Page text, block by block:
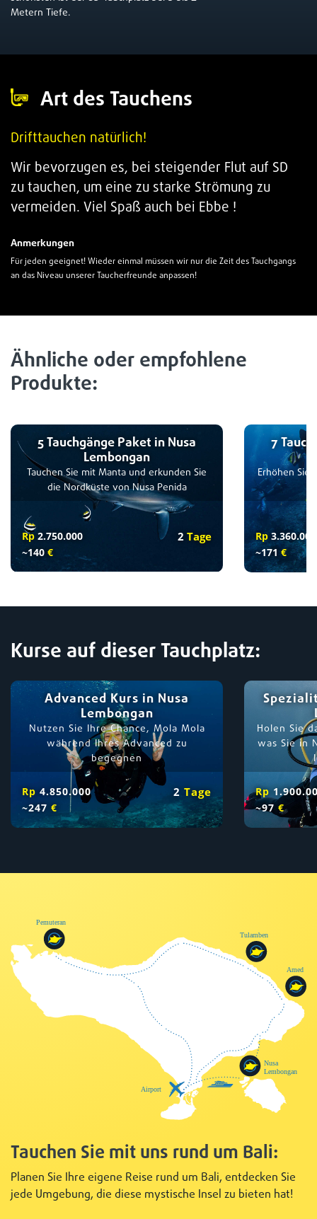
Metern Tiefe.
Art des Tauchens
Drifttauchen natürlich!
Wir bevorzugen es, bei steigender Flut auf SD
zu tauchen, um eine zu starke Strömung zu
vermeiden. Viel Spaß auch bei Ebbe !
Anmerkungen
Für jeden geeignet! Wieder einmal müssen wir nur die Zeit des Tauchgangs
an das Niveau unserer Taucherfreunde anpassen!
Ähnliche oder empfohlene
Produkte:
5 Tauchgänge Paket in Nusa
Lembongan
Tauchen Sie mit Manta und erkunden Sie
die Nordküste von Nusa Penida
Rp 2.750.000
~140 €
2 Tage
7
Erhöhen Sie
Rp 3.360.000
~171 €
Kurse auf dieser Tauchplatz:
Advanced Kurs in Nusa
Lembongan
Nutzen Sie Ihre Chance, Mola Mola
während Ihres Advanced zu
begegnen
Rp 4.850.000
~247 €
2 Tage
Holen Sie
was Sie in
Rp
~97 €
Tauchen Sie mit uns rund um Bali:
Planen Sie Ihre eigene Reise rund um Bali, entdecken Sie
jede Umgebung, die diese mystische Insel zu bieten hat!